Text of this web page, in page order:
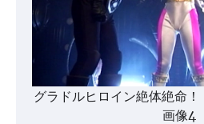
グラドルヒロイン絶体絶命
画像4